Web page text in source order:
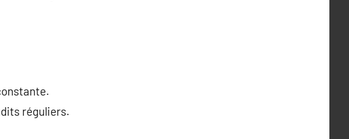
réguliers.